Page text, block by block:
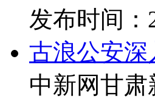
发布时间：
古浪公安
中新网甘